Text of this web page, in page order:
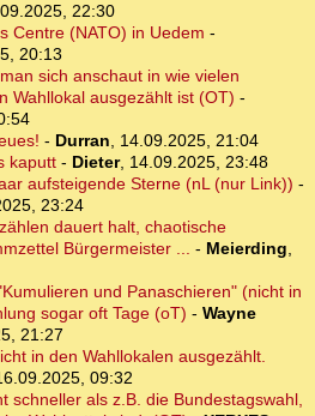
22:30
Centre (NATO) in Uedem -
20:13
sich anschaut in wie vielen
Wahllokal ausgezählt ist (OT) -
- Durran, 14.09.2025, 21:04
kaputt- Dieter, 14.09.2025, 23:48
aufsteigende Sterne (nL (nur Link)) -
23:24
dauert halt, chaotische
Bürgermeister ... - Meierding,
und Panaschieren" (nicht in
sogar oft Tage (oT) - Wayne
21:27
in den Wahllokalen ausgezählt.
09:32
schneller als z.B. die Bundestagswahl,